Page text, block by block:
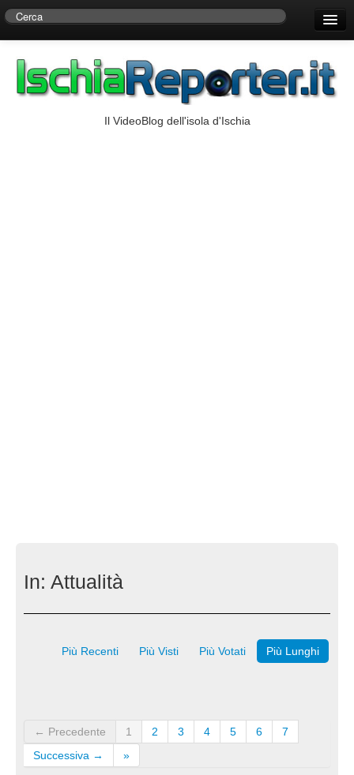
Centro di Ricerche Storiche D’Ambra
Il VideoBlog dell'isola d'Ischia
In: Attualità
Più Recenti Più Visti Più Votati Più Lunghi
← Precedente 1 2 3 4 5 6
7
Successiva →
»